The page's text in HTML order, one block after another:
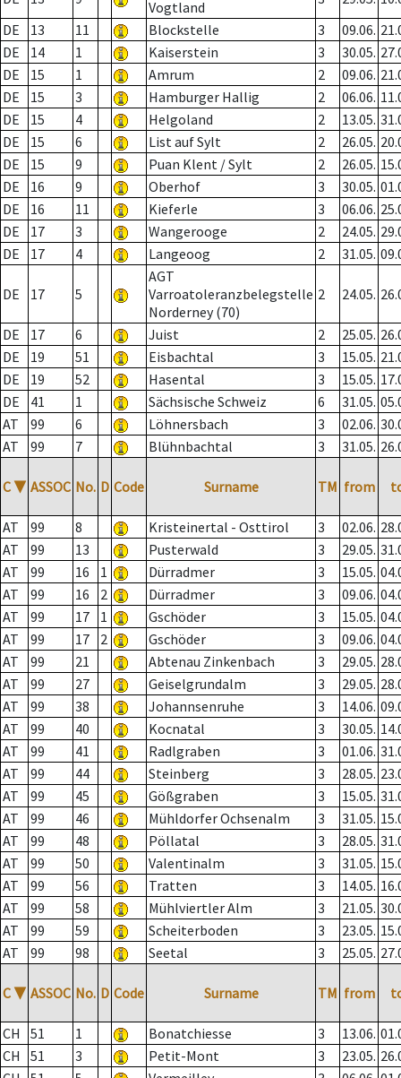
Vogtland
DE
13 11 Blockstelle 3 09.06.
DE
14 1 Kaiserstein 3 30.05.
DE
15 1 Amrum 2 09.06.
DE
15 3 Hamburger Hallig 2 06.06.
DE
15 4 Helgoland 2 13.05.
DE
15 6 List auf Sylt 2 26.05.
DE
15 9 Puan Klent / Sylt 2 26.05.
DE
16 9 Oberhof 3 30.05.
DE
16 11 Kieferle 3 06.06.
DE
17 3 Wangerooge 2 24.05.
DE
17 4 Langeoog 2 31.05.
DE 17 5
AGT
Varroatoleranzbelegstelle
Norderney (70)
2 24.05.
DE 17 6 Juist 2 25.05.
DE
19 51 Eisbachtal 3 15.05.
DE
19 52 Hasental 3 15.05.
DE
41 1 Sächsische Schweiz 6 31.05.
AT
99 6 Löhnersbach 3 02.06.
AT
99 7 Blühnbachtal 3 31.05.
C ▼ ASSOC No. D Code Surname TM from
AT 99 8 Kristeinertal - Osttirol 3 02.06.
AT
99 13 Pusterwald 3 29.05.
AT
99 16 1 Dürradmer 3 15.05.
AT
99 16 2 Dürradmer 3 09.06.
AT
99 17 1 Gschöder 3 15.05.
AT
99 17 2 Gschöder 3 09.06.
AT
99 21 Abtenau Zinkenbach 3 29.05.
AT
99 27 Geiselgrundalm 3 29.05.
AT
99 38 Johannsenruhe 3 14.06.
AT
99 40 Kocnatal 3 30.05.
AT
99 41 Radlgraben 3 01.06.
AT
99 44 Steinberg 3 28.05.
AT
99 45 Gößgraben 3 15.05.
AT
99 46 Mühldorfer Ochsenalm 3 31.05.
AT
99 48 Pöllatal 3 28.05.
AT
99 50 Valentinalm 3 31.05.
AT
99 56 Tratten 3 14.05.
AT
99 58 Mühlviertler Alm 3 21.05.
AT
99 59 Scheiterboden 3 23.05.
AT
99 98 Seetal 3 25.05.
C ▼ ASSOC No. D Code Surname TM from
CH 51 1 Bonatchiesse 3 13.06.
CH
51 3 Petit-Mont 3 23.05.